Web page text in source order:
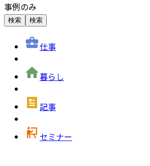
事例のみ
検索 検索
仕事
暮らし
記事
セミナー